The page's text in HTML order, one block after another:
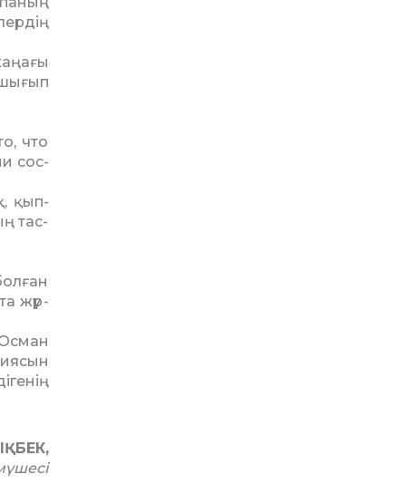
что
сос­
қып­
тас-
жүр­